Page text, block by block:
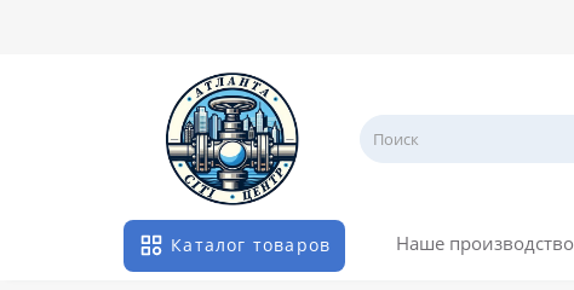
Каталог товаров Наше производство